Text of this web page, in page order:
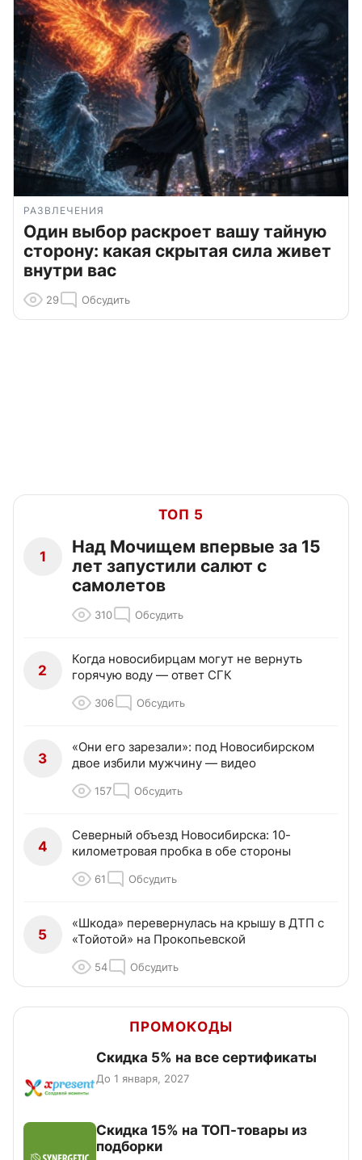
РАЗВЛЕЧЕНИЯ
Один выбор раскроет вашу тайную
сторону: какая скрытая сила живет
внутри вас
29 Обсудить
ТОП 5
1
Над Мочищем впервые за 15
лет запустили салют с
самолетов
310 Обсудить
2
Когда новосибирцам могут не вернуть
горячую воду — ответ СГК
306 Обсудить
3
«Они его зарезали»: под Новосибирском
двое избили мужчину — видео
157 Обсудить
4
Северный объезд Новосибирска: 10-
километровая пробка в обе стороны
61 Обсудить
5
«Шкода» перевернулась на крышу в ДТП с
«Тойотой» на Прокопьевской
54 Обсудить
ПРОМОКОДЫ
Скидка 5% на все сертификаты
До 1 января, 2027
Скидка 15% на ТОП-товары из
подборки